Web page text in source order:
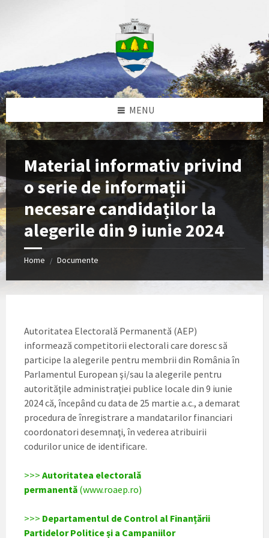
MENU
Material informativ privind
o serie de informații
necesare candidaților la
alegerile din 9 iunie 2024
Home / Documente
Autoritatea Electorală Permanentă (AEP)
informează competitorii electorali care doresc să
participe la alegerile pentru membrii din România în
Parlamentul European şi/sau la alegerile pentru
autorităţile administraţiei publice locale din 9 iunie
2024 că, începând cu data de 25 martie a.c., a demarat
procedura de înregistrare a mandatarilor financiari
coordonatori desemnaţi, în vederea atribuirii
codurilor unice de identificare.
>>> Autoritatea electorală
permanentă (www.roaep.ro)
>>> Departamentul de Control al Finanțării
Partidelor Politice și a Campaniilor